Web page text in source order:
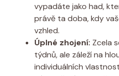
vypadáte jako had,
právě ta doba, kdy
vzhled.
Úplné zhojení: Zcela
týdnů, ale záleží na
individuálních